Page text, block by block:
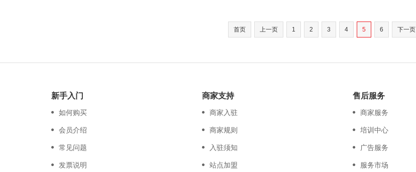
首页 上一页 1 2 3 4 5 6 下一页
新手入门
如何购买
会员介绍
常见问题
发票说明
商家支持
商家入驻
商家规则
入驻须知
站点加盟
售后服务
商家服务
培训中心
广告服务
服务市场